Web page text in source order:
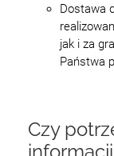
Dostawa
jak i za
Państwa
Czy